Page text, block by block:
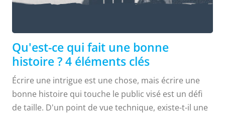
Qu'est-ce qui fait une bonne
histoire ? 4 éléments clés
Écrire une intrigue est une chose, mais écrire une
bonne histoire qui touche le public visé est un défi
de taille. D'un point de vue technique, existe-t-il une